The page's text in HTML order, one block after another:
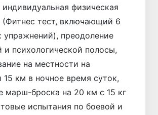
индивидуальная физическая
(Фитнес тест, включающий 6
упражнений), преодоление
и психологической полосы,
на местности на
15 км в ночное время суток,
марш-броска на 20 км с 15 кг
испытания по боевой и